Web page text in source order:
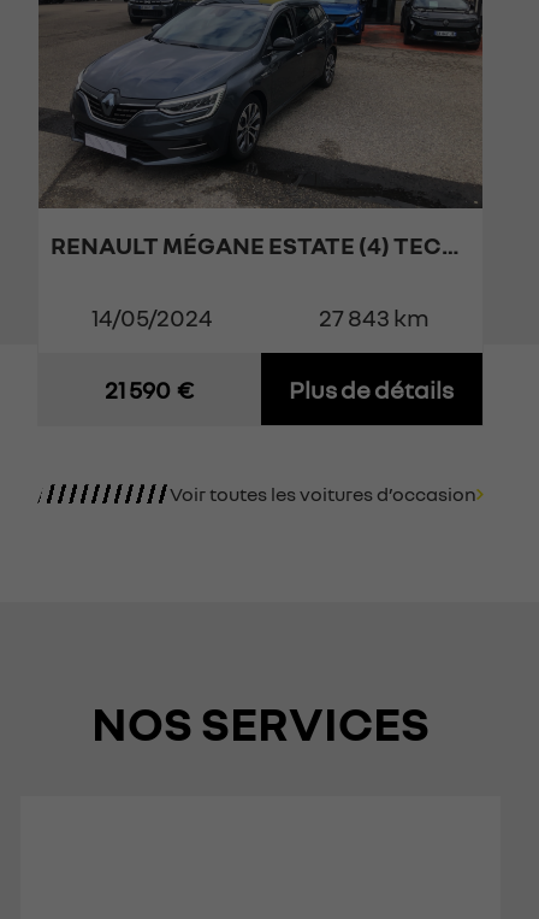
RENAULT MÉGANE ESTATE (4) TECHNO BLUE DCI 115 EDC
14/05/2024 27 843 km
21 590 € Plus de détails
Voir toutes les voitures d’occasion
NOS SERVICES